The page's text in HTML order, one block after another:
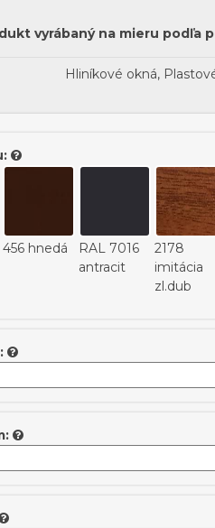
456 hnedá
RAL 7016
antracit
2178
imitácia
zl.dub
vyrábaný na mieru podľa
Hliníkové okná,